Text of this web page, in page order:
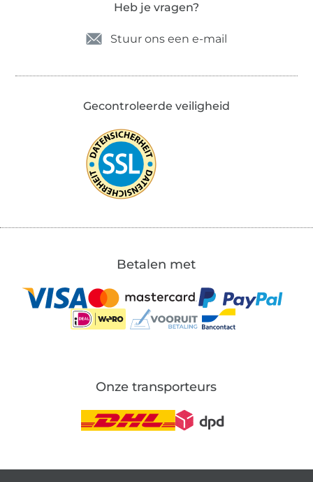
Heb je vragen?
Stuur ons een e-mail
Gecontroleerde veiligheid
Betalen met
Onze transporteurs